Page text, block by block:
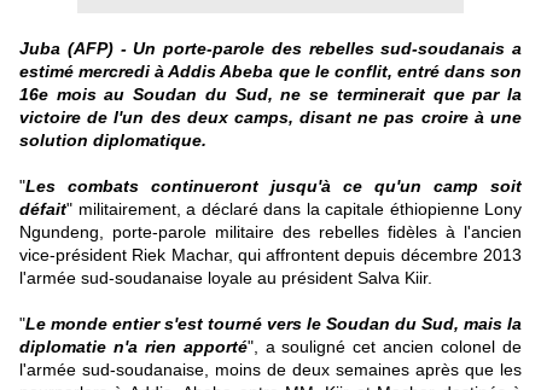
Juba (AFP) - Un porte-parole des rebelles sud-soudanais a
estimé mercredi à Addis Abeba que le conflit, entré dans son
16e mois au Soudan du Sud, ne se terminerait que par la
victoire de l'un des deux camps, disant ne pas croire à une
solution diplomatique.
"Les combats continueront jusqu'à ce qu'un camp soit
défait" militairement, a déclaré dans la capitale éthiopienne Lony
Ngundeng, porte-parole militaire des rebelles fidèles à l'ancien
vice-président Riek Machar, qui affrontent depuis décembre 2013
l'armée sud-soudanaise loyale au président Salva Kiir.
"Le monde entier s'est tourné vers le Soudan du Sud, mais la
diplomatie n'a rien apporté", a souligné cet ancien colonel de
l'armée sud-soudanaise, moins de deux semaines après que les